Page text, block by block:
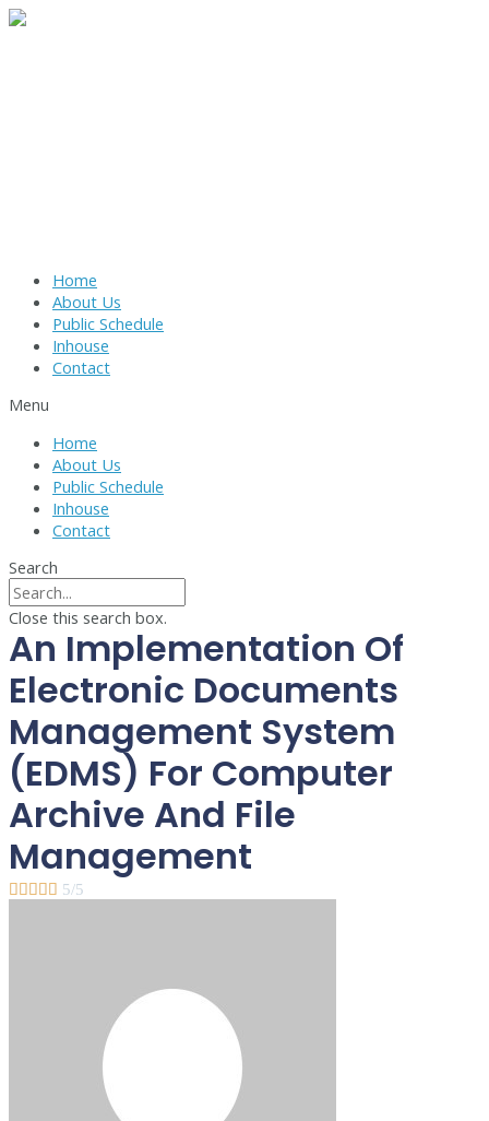
Skip
Home
About Us
Public Schedule
Inhouse
Contact
Menu
Home
About Us
Public Schedule
Inhouse
Contact
Search
Close this search box.
An Implementation Of
Electronic Documents
Management System
(EDMS) For Computer
Archive And File
Management
     5/5